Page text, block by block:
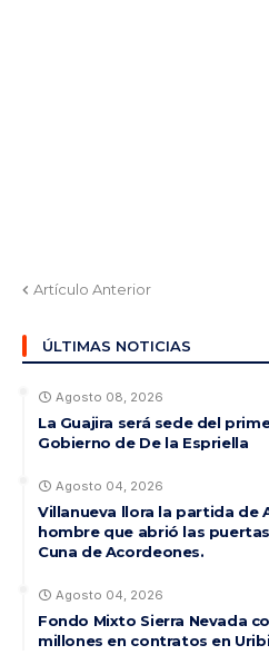
Artículo Anterior
ÚLTIMAS NOTICIAS
Agosto 08, 2026
La Guajira será sede del
Gobierno de De la Espriella
Agosto 04, 2026
Villanueva llora la partida de
hombre que abrió las
Cuna de Acordeones.
Agosto 04, 2026
Fondo Mixto Sierra Nevada
millones en contratos en